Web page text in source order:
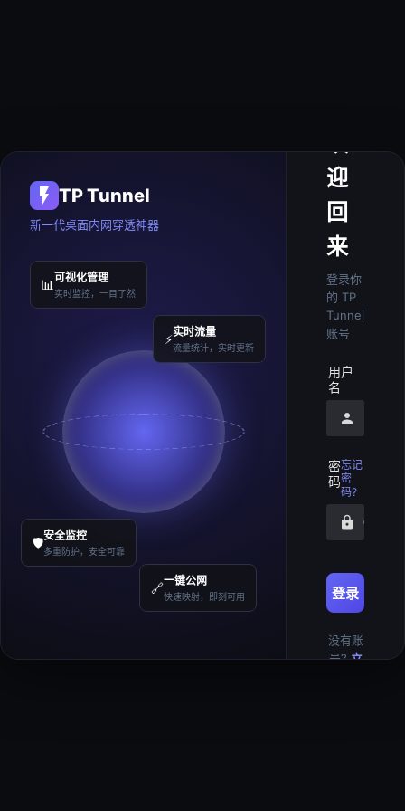
TP Tunnel
新一代桌面内网穿透神器
📊 可视化管理
实时监控，一目了然
⚡实时流量
流量统计，实时更新
🛡️安全监控
多重防护，安全可靠
🔗一键公网
快速映射，即刻可用
迎
回
来
登录你
的 TP
Tunnel
账号
用户
名
密
码
忘记
密
码?
请输入
登录
没有账
号?立